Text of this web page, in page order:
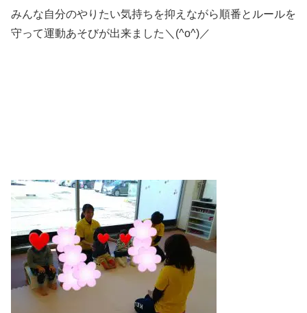
みんな自分のやりたい気持ちを抑えながら順番とルールを
守って運動あそびが出来ました＼(^o^)／